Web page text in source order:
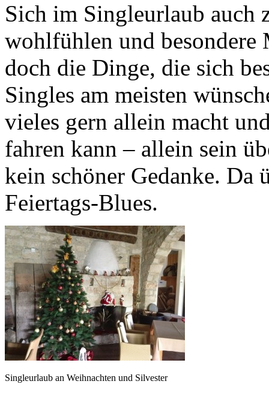
Sich im Singleurlaub auch
wohlfühlen und besondere
doch die Dinge, die sich
Singles am meisten
vieles gern allein macht
fahren kann – allein sein
kein schöner Gedanke. Da
Feiertags-Blues.
Singleurlaub an Weihnachten und Silvester